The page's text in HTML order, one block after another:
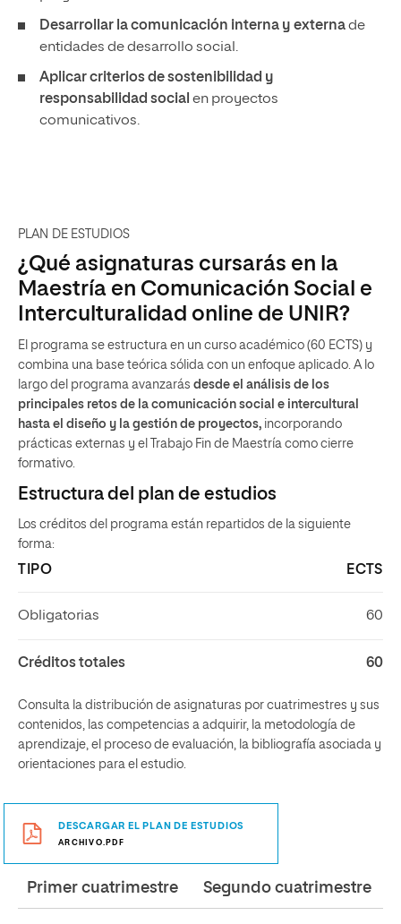
Desarrollar la comunicación interna y externade
entidades de desarrollo social.
Aplicar criterios de sostenibilidad y
responsabilidad social en proyectos
comunicativos.
PLAN DE ESTUDIOS
¿Qué asignaturas cursarás en la
Maestría en Comunicación Social e
Interculturalidad online de UNIR?
El programa se estructura en un curso académico (60 ECTS) y
combina una base teórica sólida con un enfoque aplicado. A lo
largo del programa avanzarás desde el análisis de los
principales retos de la comunicación social e intercultural
hasta el diseño y la gestión de proyectos, incorporando
prácticas externas y el Trabajo Fin de Maestría como cierre
formativo.
Estructura del plan de estudios
Los créditos del programa están repartidos de la siguiente
forma:
TIPO ECTS
Obligatorias 60
Créditos totales 60
Consulta la distribución de asignaturas por cuatrimestres y sus
contenidos, las competencias a adquirir, la metodología de
aprendizaje, el proceso de evaluación, la bibliografía asociada y
orientaciones para el estudio.
DESCARGAR EL PLAN DE ESTUDIOS
ARCHIVO.PDF
Primer cuatrimestre Segundo cuatrimestre